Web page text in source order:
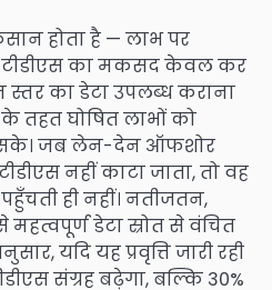
होता है — लाभ पर
का मकसद केवल कर
का डेटा उपलब्ध कराना
के तहत घोषित लाभों को
सके। जब लेन-देन ऑफशोर
नहीं काटा जाता, तो वह
ही नहीं। नतीजतन,
महत्वपूर्ण डेटा स्रोत से वंचित
यदि यह प्रवृत्ति जारी रही
संग्रह बढ़ेगा, बल्कि 30%